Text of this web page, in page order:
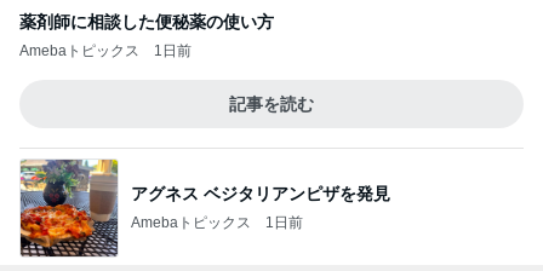
薬剤師に相談した便秘薬の使い方
Amebaトピックス 1日前
記事を読む
アグネス ベジタリアンピザを発見
Amebaトピックス 1日前